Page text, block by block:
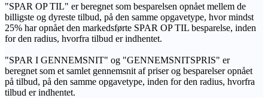
"SPAR OP TIL" er beregnet som besparelsen opnået mellem de
billigste og dyreste tilbud, på den samme opgavetype, hvor mindst
25% har opnået den markedsførte SPAR OP TIL besparelse, inden
for den radius, hvorfra tilbud er indhentet.
"SPAR I GENNEMSNIT" og "GENNEMSNITSPRIS" er
beregnet som et samlet gennemsnit af priser og besparelser opnået
på tilbud, på den samme opgavetype, inden for den radius, hvorfra
tilbud er indhentet.